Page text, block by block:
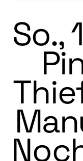
So.,